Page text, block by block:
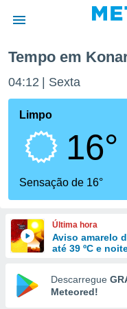
da
foi
fornecidas
a este
das
e
forma
digital
Tempo em
04:12 Sexta
Limpo
16°
Sensação de 16°
Última hora
Aviso amarelo
até 39 ºC e
Descarregue
Meteored!